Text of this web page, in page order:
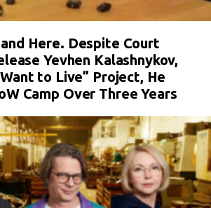
Here. Despite Court
Yevhen Kalashnykov,
to Live” Project, He
Camp Over Three Years